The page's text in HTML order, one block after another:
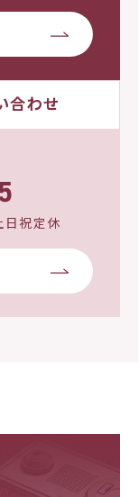
合わせ
祝定休